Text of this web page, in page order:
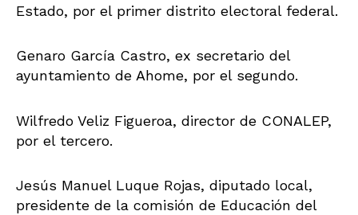
Estado, por el primer distrito electoral federal.
Genaro García Castro, ex secretario del
ayuntamiento de Ahome, por el segundo.
Wilfredo Veliz Figueroa, director de CONALEP,
por el tercero.
Jesús Manuel Luque Rojas, diputado local,
presidente de la comisión de Educación del